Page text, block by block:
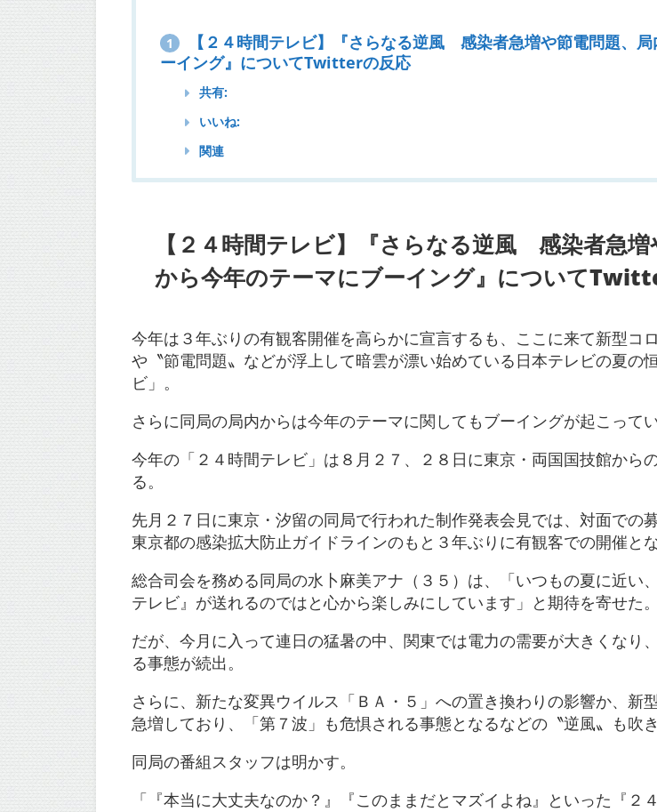
1
【２４時間テレビ】『さらなる逆風 感染者急増や節電問題、
ーイング』についてTwitterの反応
共有:
いいね:
関連
【２４時間テレビ】『さらなる逆風 感染者急
から今年のテーマにブーイング』について
今年は３年ぶりの有観客開催を高らかに宣言するも、ここに来て新型コ
や〝節電問題〟などが浮上して暗雲が漂い始めている日本テレビの夏の
ビ」。
さらに同局の局内からは今年のテーマに関してもブーイングが起こってい
今年の「２４時間テレビ」は８月２７、２８日に東京・両国国技館から
る。
先月２７日に東京・汐留の同局で行われた制作発表会見では、対面での
東京都の感染拡大防止ガイドラインのもと３年ぶりに有観客での開催と
総合司会を務める同局の水卜麻美アナ（３５）は、「いつもの夏に近い
テレビ』が送れるのではと心から楽しみにしています」と期待を寄せた。
だが、今月に入って連日の猛暑の中、関東では電力の需要が大きくなり
る事態が続出。
さらに、新たな変異ウイルス「ＢＡ・５」への置き換わりの影響か、新
急増しており、「第７波」も危惧される事態となるなどの〝逆風〟も吹
同局の番組スタッフは明かす。
「『本当に大丈夫なのか？』『このままだとマズイよね』といった『２